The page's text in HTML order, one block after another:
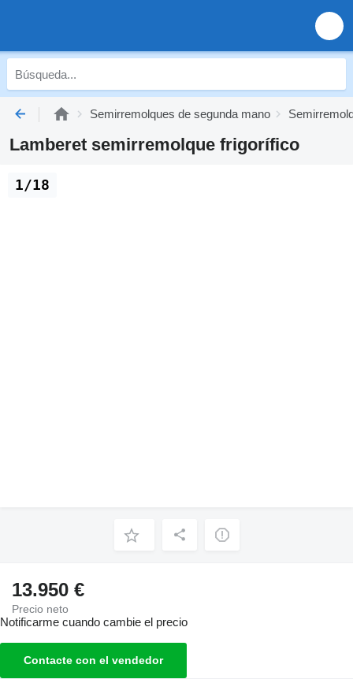
Semirremolques de segunda mano
Lamberet semirremolque frigorífico
1/18
13.950 €
Precio neto
Notificarme cuando cambie el precio
Contacte con el vendedor